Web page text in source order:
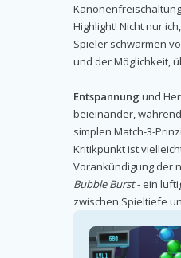
Highlight! Nicht nur
Spieler schwärmen
und der Möglichkeit,
Entspannung und
beieinander,
simplen Match-3-
Kritikpunkt ist
Vorankündigung der
Bubble Burst- ein
zwischen Spieltiefe